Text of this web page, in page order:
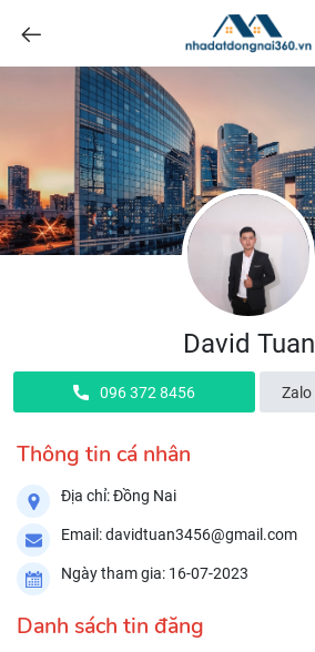
David Tuan
096 372 8456 Zalo
Thông tin cá nhân
Địa chỉ: Đồng Nai
Email: davidtuan3456@gmail.com
Ngày tham gia: 16-07-2023
Danh sách tin đăng